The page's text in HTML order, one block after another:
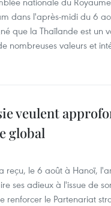
dans l'après-midi du 6
que la Thaïlande est un
nombreuses valeurs et
veulent
global
reçu, le 6 août à Hanoï,
ses adieux à l'issue de
renforcer le Partenariat